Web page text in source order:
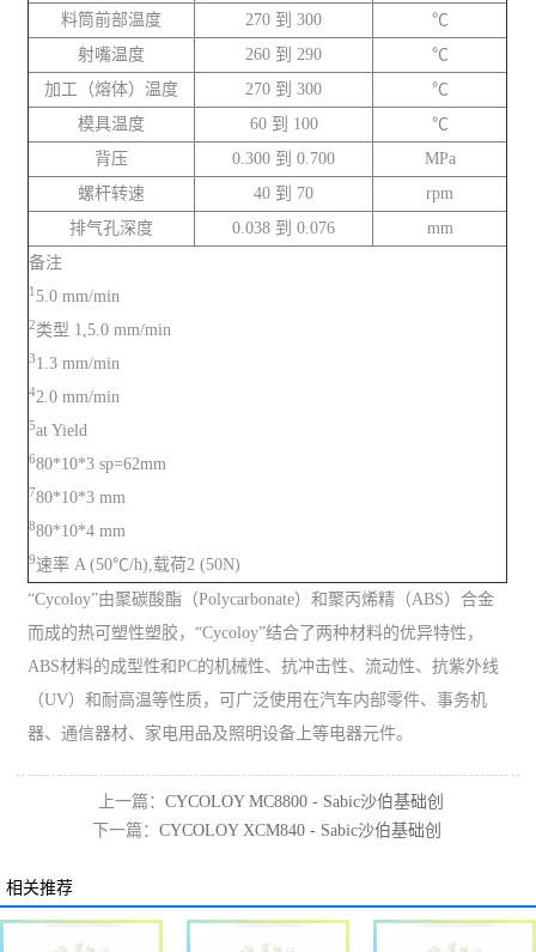
料筒前部温度
270 到 300
℃
射嘴温度
260 到 290
℃
加工（熔体）温度
270 到 300
℃
模具温度
60 到 100
℃
背压
0.300 到 0.700
MPa
螺杆转速
40 到 70
rpm
排气孔深度
0.038 到 0.076
mm
备注
1 5.0 mm/min
2类型 1,5.0 mm/min
31.3 mm/min
42.0 mm/min
5at Yield
680*10*3 sp=62mm
780*10*3 mm
880*10*4 mm
9速率 A (50℃/h),载荷2 (50N)
“Cycoloy”由聚碳酸酯（Polycarbonate）和聚丙烯精（ABS）合金
而成的热可塑性塑胶，“Cycoloy”结合了两种材料的优异特性，
ABS材料的成型性和PC的机械性、抗冲击性、流动性、抗紫外线
（UV）和耐高温等性质，可广泛使用在汽车内部零件、事务机
器、通信器材、家电用品及照明设备上等电器元件。
上一篇：CYCOLOY MC8800 - Sabic沙伯基础创
新塑料PC/ABS
下一篇： CYCOLOY XCM840 - Sabic沙伯基础创
相关推荐